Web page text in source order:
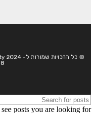
posts you are looking for.